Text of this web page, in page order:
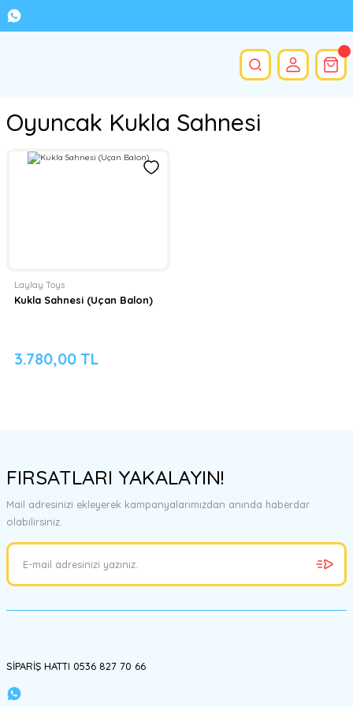
Oyuncak Kukla Sahnesi
Laylay Toys
Kukla Sahnesi (Uçan Balon)
3.780,00 TL
FIRSATLARI YAKALAYIN!
Mail adresinizi ekleyerek kampanyalarımızdan anında haberdar
olabilirsiniz.
SİPARİŞ HATTI 0536 827 70 66